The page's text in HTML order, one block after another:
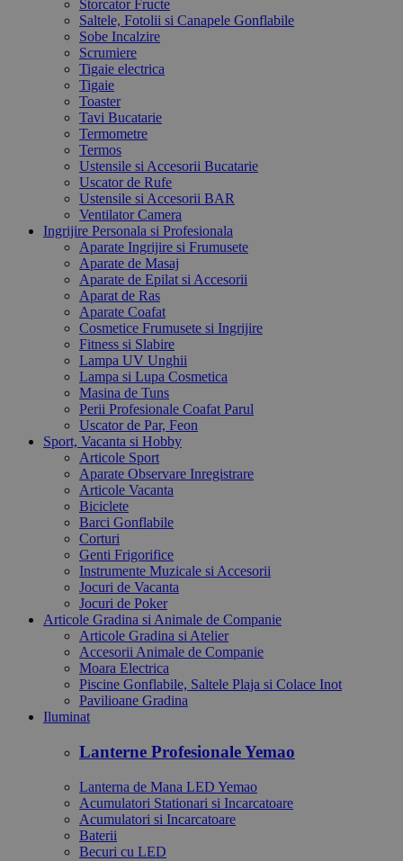
Storcator Fructe
Saltele, Fotolii si Canapele Gonflabile
Sobe Incalzire
Scrumiere
Tigaie electrica
Tigaie
Toaster
Tavi Bucatarie
Termometre
Termos
Ustensile si Accesorii Bucatarie
Uscator de Rufe
Ustensile si Accesorii BAR
Ventilator Camera
Ingrijire Personala si Profesionala
Aparate Ingrijire si Frumusete
Aparate de Masaj
Aparate de Epilat si Accesorii
Aparat de Ras
Aparate Coafat
Cosmetice Frumusete si Ingrijire
Fitness si Slabire
Lampa UV Unghii
Lampa si Lupa Cosmetica
Masina de Tuns
Perii Profesionale Coafat Parul
Uscator de Par, Feon
Sport, Vacanta si Hobby
Articole Sport
Aparate Observare Inregistrare
Articole Vacanta
Biciclete
Barci Gonflabile
Corturi
Genti Frigorifice
Instrumente Muzicale si Accesorii
Jocuri de Vacanta
Jocuri de Poker
Articole Gradina si Animale de Companie
Articole Gradina si Atelier
Accesorii Animale de Companie
Moara Electrica
Piscine Gonflabile, Saltele Plaja si Colace Inot
Pavilioane Gradina
Iluminat
Lanterne Profesionale Yemao
Lanterna de Mana LED Yemao
Acumulatori Stationari si Incarcatoare
Acumulatori si Incarcatoare
Baterii
Becuri cu LED